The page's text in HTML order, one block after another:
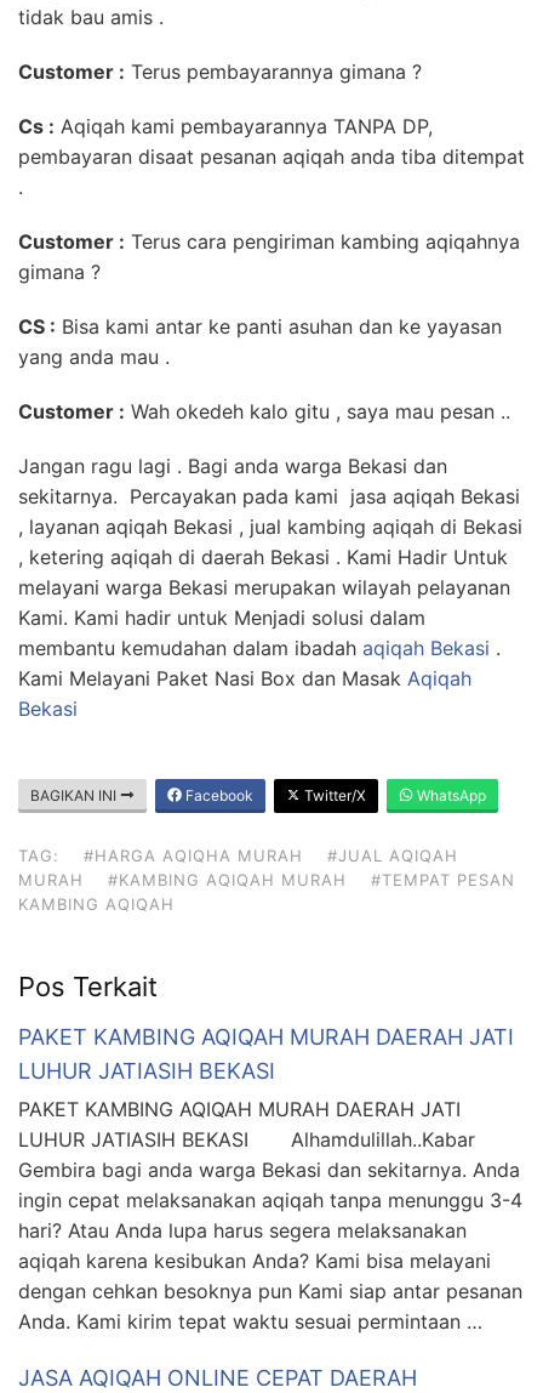
tidak bau amis .
Customer : Terus pembayarannya gimana ?
Cs : Aqiqah kami pembayarannya TANPA DP,
pembayaran disaat pesanan aqiqah anda tiba ditempat
.
Customer : Terus cara pengiriman kambing aqiqahnya
gimana ?
CS : Bisa kami antar ke panti asuhan dan ke yayasan
yang anda mau .
Customer : Wah okedeh kalo gitu , saya mau pesan ..
Jangan ragu lagi . Bagi anda warga Bekasi dan
sekitarnya. Percayakan pada kami jasa aqiqah Bekasi
, layanan aqiqah Bekasi , jual kambing aqiqah di Bekasi
, ketering aqiqah di daerah Bekasi . Kami Hadir Untuk
melayani warga Bekasi merupakan wilayah pelayanan
Kami. Kami hadir untuk Menjadi solusi dalam
membantu kemudahan dalam ibadah aqiqah Bekasi .
Kami Melayani Paket Nasi Box dan Masak Aqiqah
Bekasi
BAGIKAN INI Facebook Twitter/X WhatsApp
TAG: #HARGA AQIQHA MURAH
#JUAL AQIQAH
MURAH
#KAMBING AQIQAH MURAH
#TEMPAT PESAN
KAMBING AQIQAH
Pos Terkait
PAKET KAMBING AQIQAH MURAH DAERAH JATI
LUHUR JATIASIH BEKASI
PAKET KAMBING AQIQAH MURAH DAERAH JATI
LUHUR JATIASIH BEKASI Alhamdulillah..Kabar
Gembira bagi anda warga Bekasi dan sekitarnya. Anda
ingin cepat melaksanakan aqiqah tanpa menunggu 3-4
hari? Atau Anda lupa harus segera melaksanakan
aqiqah karena kesibukan Anda? Kami bisa melayani
dengan cehkan besoknya pun Kami siap antar pesanan
Anda. Kami kirim tepat waktu sesuai permintaan …
JASA AQIQAH ONLINE CEPAT DAERAH